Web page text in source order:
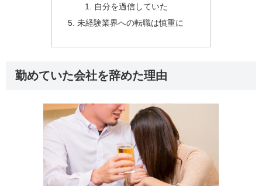
自分を過信していた
未経験業界への転職は慎重に
勤めていた会社を辞めた理由